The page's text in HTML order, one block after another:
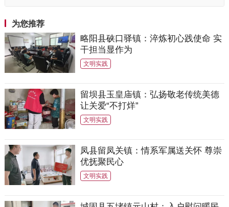
为您推荐
略阳县硖口驿镇：淬炼初心践使命 实
干担当显作为
文明实践
留坝县玉皇庙镇：弘扬敬老传统美德
让关爱“不打烊”
文明实践
凤县留凤关镇：情系军属送关怀 尊崇
优抚聚民心
文明实践